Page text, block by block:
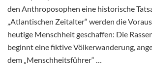
den Anthroposophen eine historische
„Atlantischen Zeitalter“ werden die
heutige Menschheit geschaffen: Die
beginnt eine fiktive Völkerwanderung,
dem „Menschheitsführer“ …